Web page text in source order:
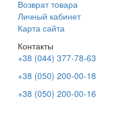
Возврат товара
Личный кабинет
Карта сайта
Контакты
+38 (044) 377-78-63
+38 (050) 200-00-18
+38 (050) 200-00-16